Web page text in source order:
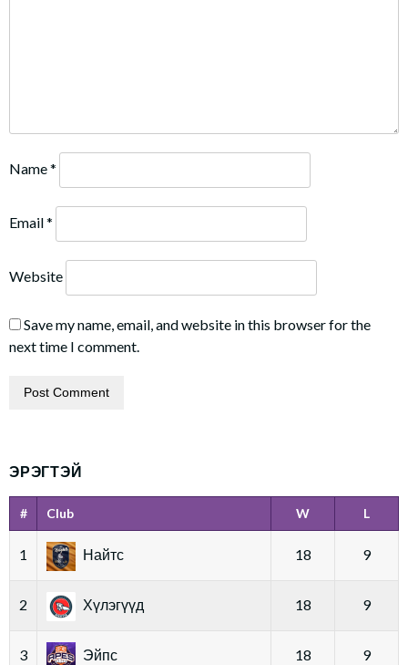
Name*
Email*
Website
Save my name, email, and website in this browser for the
next time I comment.
ЭРЭГТЭЙ
# Club W L
1 Найтс 18 9
2 Хүлэгүүд 18 9
3 Эйпс 18 9